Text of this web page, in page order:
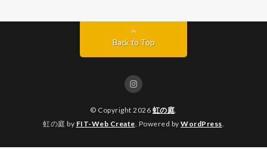
Back to Top
© Copyright 2026 虹の庭
虹の庭 by FIT-Web Create . Powered by WordPress